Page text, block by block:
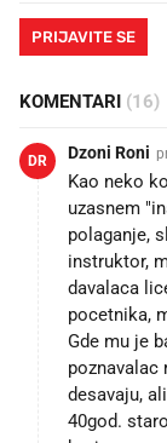
PRIJAVITE SE
KOMENTARI (16)
DR Dzoni Roni
Kao neko
uzasnem
polaganje,
instruktor,
davalaca
pocetnika,
Gde mu je
poznavalac
desavaju,
40god.